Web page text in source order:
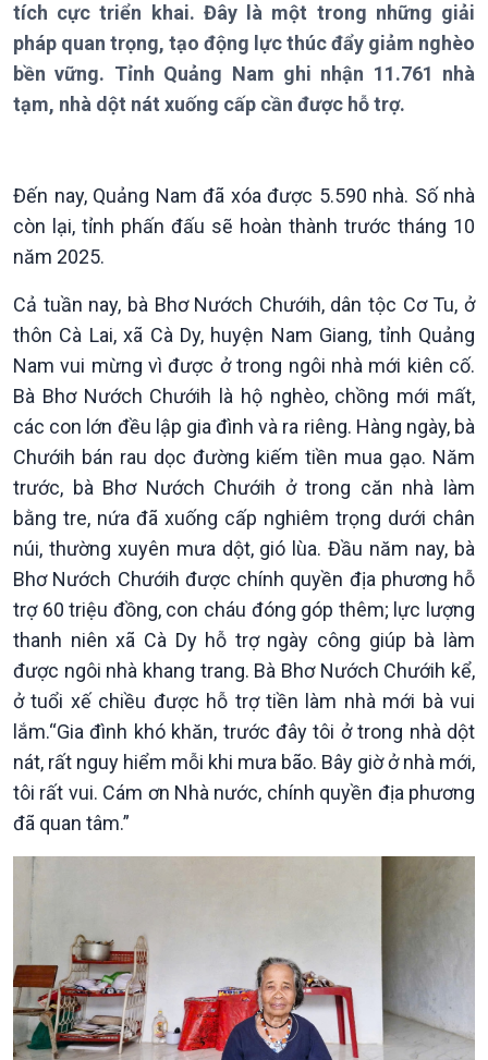
Giới thiệu
Thời sự
Thời sự 18h
Thời sự 21h30
Bản tin
Chuyên mục
Theo dòng Thời sự
Chính trị
Tin Chính trị
Thế giới
Tin thế giới
tích cực triển khai. Đây là một trong những giải
pháp quan trọng, tạo động lực thúc đẩy giảm nghèo
bền vững. Tỉnh Quảng Nam ghi nhận 11.761 nhà
tạm, nhà dột nát xuống cấp cần được hỗ trợ.
Đến nay, Quảng Nam đã xóa được 5.590 nhà. Số nhà
còn lại, tỉnh phấn đấu sẽ hoàn thành trước tháng 10
năm 2025.
Cả tuần nay, bà Bhơ Nướch Chướih, dân tộc Cơ Tu, ở
thôn Cà Lai, xã Cà Dy, huyện Nam Giang, tỉnh Quảng
Nam vui mừng vì được ở trong ngôi nhà mới kiên cố.
Bà Bhơ Nướch Chướih là hộ nghèo, chồng mới mất,
các con lớn đều lập gia đình và ra riêng. Hàng ngày, bà
Chướih bán rau dọc đường kiếm tiền mua gạo. Năm
trước, bà Bhơ Nướch Chướih ở trong căn nhà làm
bằng tre, nứa đã xuống cấp nghiêm trọng dưới chân
núi, thường xuyên mưa dột, gió lùa. Đầu năm nay, bà
Bhơ Nướch Chướih được chính quyền địa phương hỗ
trợ 60 triệu đồng, con cháu đóng góp thêm; lực lượng
thanh niên xã Cà Dy hỗ trợ ngày công giúp bà làm
được ngôi nhà khang trang. Bà Bhơ Nướch Chướih kể,
ở tuổi xế chiều được hỗ trợ tiền làm nhà mới bà vui
lắm.“Gia đình khó khăn, trước đây tôi ở trong nhà dột
nát, rất nguy hiểm mỗi khi mưa bão. Bây giờ ở nhà mới,
tôi rất vui. Cám ơn Nhà nước, chính quyền địa phương
đã quan tâm.”